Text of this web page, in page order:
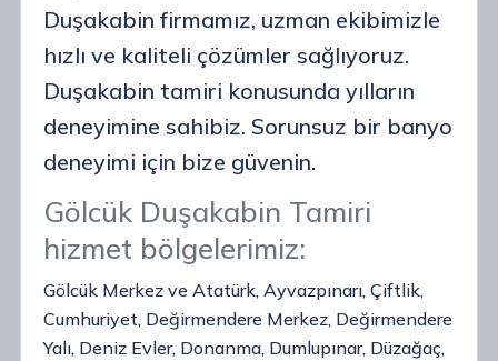
Duşakabin firmamız, uzman ekibimizle
hızlı ve kaliteli çözümler sağlıyoruz.
Duşakabin tamiri konusunda yılların
deneyimine sahibiz. Sorunsuz bir banyo
deneyimi için bize güvenin.
Gölcük Duşakabin Tamiri
hizmet bölgelerimiz:
Gölcük Merkez ve Atatürk, Ayvazpınarı, Çiftlik,
Cumhuriyet, Değirmendere Merkez, Değirmendere
Yalı, Deniz Evler, Donanma, Dumlupınar, Düzağaç,